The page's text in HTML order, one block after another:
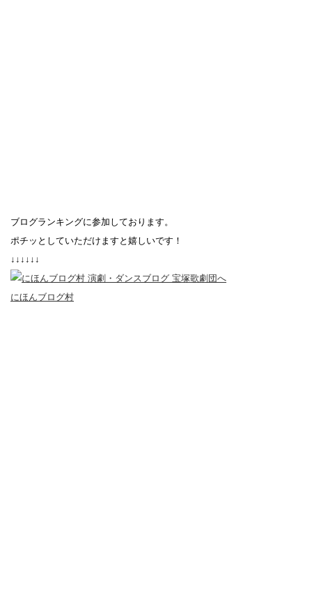
ブログランキングに参加しております。
ポチッとしていただけますと嬉しいです！
↓↓↓↓↓↓
にほんブログ村